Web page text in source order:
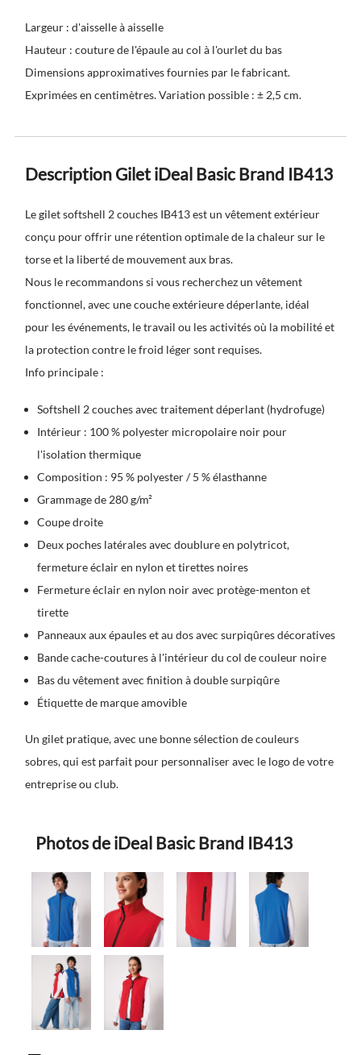
Largeur : d'aisselle à aisselle
Hauteur : couture de l'épaule au col à l'ourlet du bas
Dimensions approximatives fournies par le fabricant.
Exprimées en centimètres. Variation possible : ± 2,5 cm.
Description Gilet iDeal Basic Brand IB413
Le gilet softshell 2 couches IB413 est un vêtement extérieur
conçu pour offrir une rétention optimale de la chaleur sur le
torse et la liberté de mouvement aux bras.
Nous le recommandons si vous recherchez un vêtement
fonctionnel, avec une couche extérieure déperlante, idéal
pour les événements, le travail ou les activités où la mobilité et
la protection contre le froid léger sont requises.
Info principale :
Softshell 2 couches avec traitement déperlant (hydrofuge)
Intérieur : 100 % polyester micropolaire noir pour
l'isolation thermique
Composition : 95 % polyester / 5 % élasthanne
Grammage de 280 g/m²
Coupe droite
Deux poches latérales avec doublure en polytricot,
fermeture éclair en nylon et tirettes noires
Fermeture éclair en nylon noir avec protège-menton et
tirette
Panneaux aux épaules et au dos avec surpiqûres décoratives
Bande cache-coutures à l'intérieur du col de couleur noire
Bas du vêtement avec finition à double surpiqûre
Étiquette de marque amovible
Un gilet pratique, avec une bonne sélection de couleurs
sobres, qui est parfait pour personnaliser avec le logo de votre
entreprise ou club.
Photos de iDeal Basic Brand IB413